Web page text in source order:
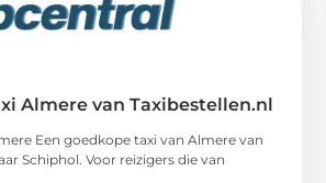
Almere van Taxibestellen.nl
Een goedkope taxi van Almere van
Schiphol. Voor reizigers die van